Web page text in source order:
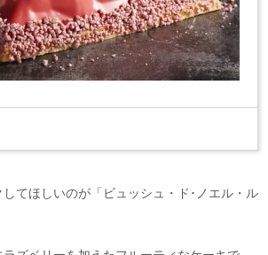
てほしいのが「ビュッシュ・ド･ノエル・ル